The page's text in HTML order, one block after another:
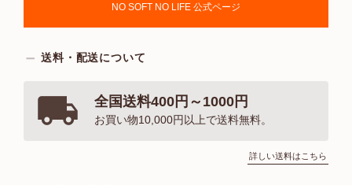
NO SOFT NO LIFE 公式ページ
送料・配送について
全国送料400円～1000円
お買い物10,000円以上で送料無料。
詳しい送料はこちら